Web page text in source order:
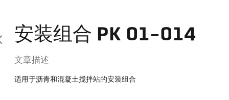
安装组合 PK 01-014
文章描述
适用于沥青和混凝土搅拌站的安装组合